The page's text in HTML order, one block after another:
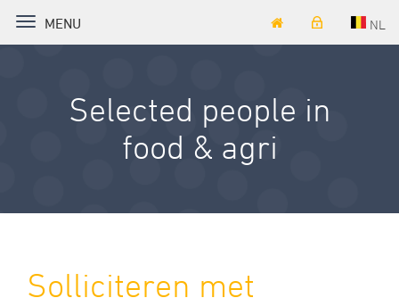
TOGGLE NAVIGATION
MENU NL
Selected people in
food & agri
Solliciteren met